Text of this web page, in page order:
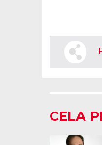
CELA